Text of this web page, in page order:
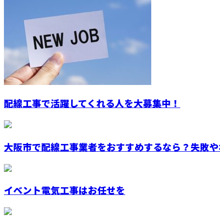
配線工事で活躍してくれる人を大募集中！
大阪市で配線工事業者をおすすめするなら？失敗
イベント電気工事はお任せを